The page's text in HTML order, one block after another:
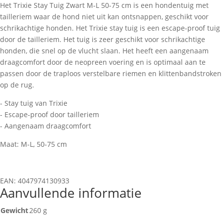
Het Trixie Stay Tuig Zwart M-L 50-75 cm is een hondentuig met
tailleriem waar de hond niet uit kan ontsnappen, geschikt voor
schrikachtige honden. Het Trixie stay tuig is een escape-proof tuig
door de tailleriem. Het tuig is zeer geschikt voor schrikachtige
honden, die snel op de vlucht slaan. Het heeft een aangenaam
draagcomfort door de neopreen voering en is optimaal aan te
passen door de traploos verstelbare riemen en klittenbandstroken
op de rug.
- Stay tuig van Trixie
- Escape-proof door tailleriem
- Aangenaam draagcomfort
Maat: M-L, 50-75 cm
EAN: 4047974130933
Aanvullende informatie
Gewicht260 g